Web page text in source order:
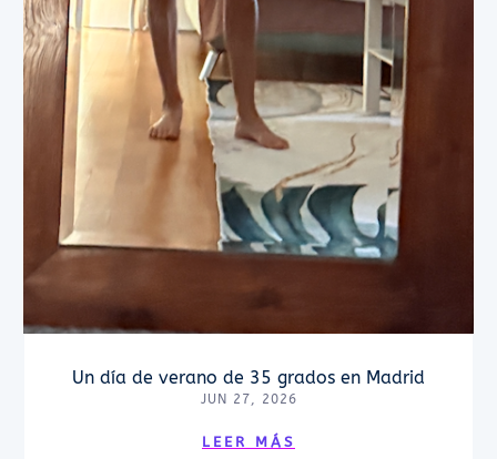
Un día de verano de 35 grados en Madrid
JUN 27, 2026
LEER MÁS